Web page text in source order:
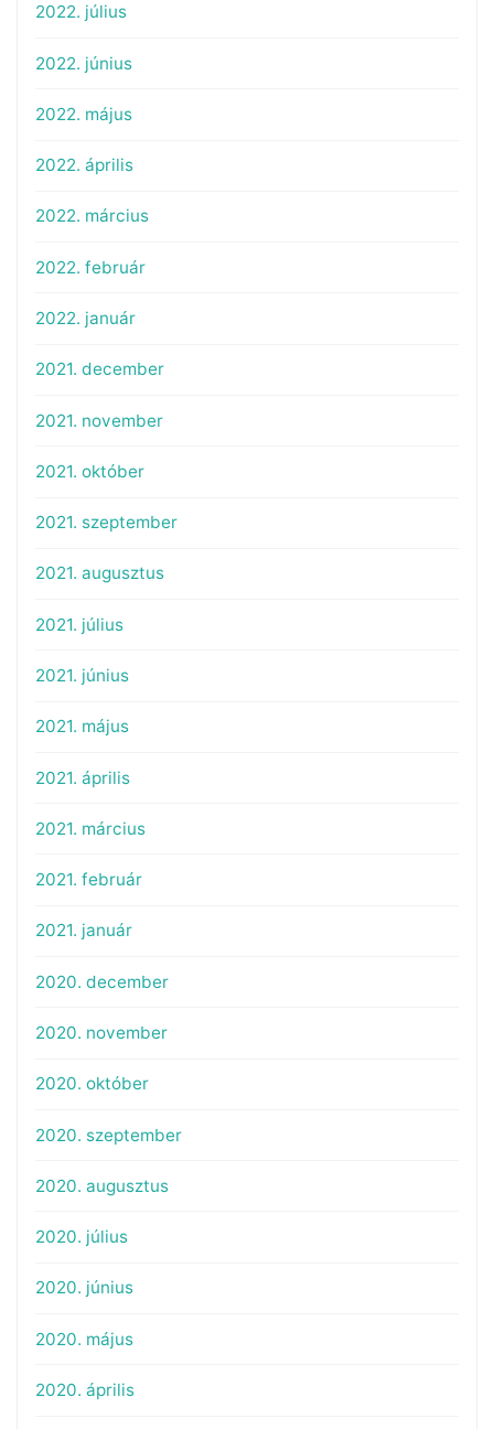
2022. július
2022. június
2022. május
2022. április
2022. március
2022. február
2022. január
2021. december
2021. november
2021. október
2021. szeptember
2021. augusztus
2021. július
2021. június
2021. május
2021. április
2021. március
2021. február
2021. január
2020. december
2020. november
2020. október
2020. szeptember
2020. augusztus
2020. július
2020. június
2020. május
2020. április